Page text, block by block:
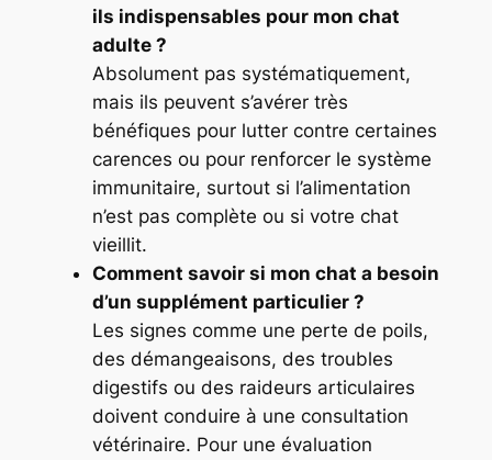
ils indispensables pour mon chat
adulte ?
Absolument pas systématiquement,
mais ils peuvent s’avérer très
bénéfiques pour lutter contre certaines
carences ou pour renforcer le système
immunitaire, surtout si l’alimentation
n’est pas complète ou si votre chat
vieillit.
Comment savoir si mon chat a besoin
d’un supplément particulier ?
Les signes comme une perte de poils,
des démangeaisons, des troubles
digestifs ou des raideurs articulaires
doivent conduire à une consultation
vétérinaire. Pour une évaluation